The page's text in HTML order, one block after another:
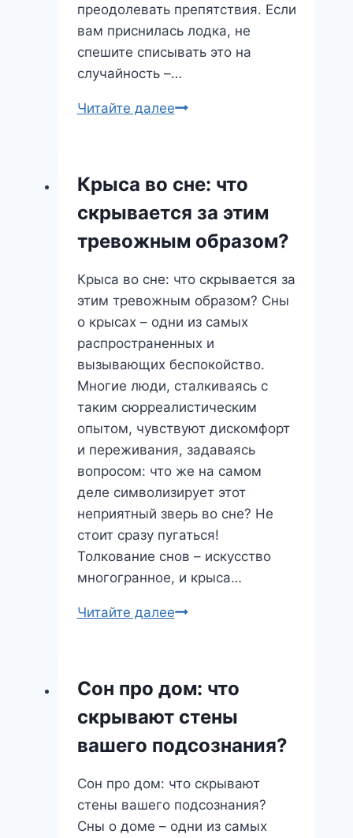
преодолевать препятствия. Если
вам приснилась лодка, не
спешите списывать это на
случайность –…
Читайте далееЛодка
к
себе
и
жизненные
перемены
Крыса во сне: что
скрывается за этим
тревожным образом?
Крыса во сне: что скрывается за
этим тревожным образом? Сны
о крысах – одни из самых
распространенных и
вызывающих беспокойство.
Многие люди, сталкиваясь с
таким сюрреалистическим
опытом, чувствуют дискомфорт
и переживания, задаваясь
вопросом: что же на самом
деле символизирует этот
неприятный зверь во сне? Не
стоит сразу пугаться!
Толкование снов – искусство
многогранное, и крыса…
Читайте далееКрыса
скрывается
за
этим
тревожным
образом?
Сон про дом: что
скрывают стены
вашего подсознания?
Сон про дом: что скрывают
стены вашего подсознания?
Сны о доме – одни из самых